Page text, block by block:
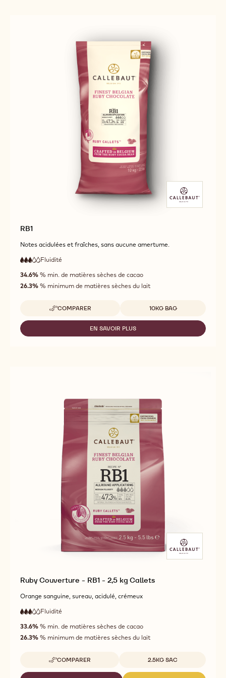
RB1
Notes acidulées et fraîches, sans aucune amertume.
3
out
of
Fluidité
moyenne
34.6% % min. de matières sèches de cacao
26.3% % minimum de matières sèches du lait
COMPARER
-
RB1
Tailles disponibles
10KG BAG
EN SAVOIR PLUS
-
Ruby Couverture - RB1 - 2,5 kg Callets
Orange sanguine, sureau, acidulé, crémeux
3
out
of
Fluidité
moyenne
33.6% % min. de matières sèches de cacao
26.3% % minimum de matières sèches du lait
COMPARER
-
RUBY
Tailles disponibles
2.5KG SAC